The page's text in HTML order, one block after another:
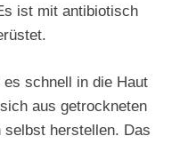
ist mit antibiotisch
schnell in die Haut
aus getrockneten
herstellen. Das